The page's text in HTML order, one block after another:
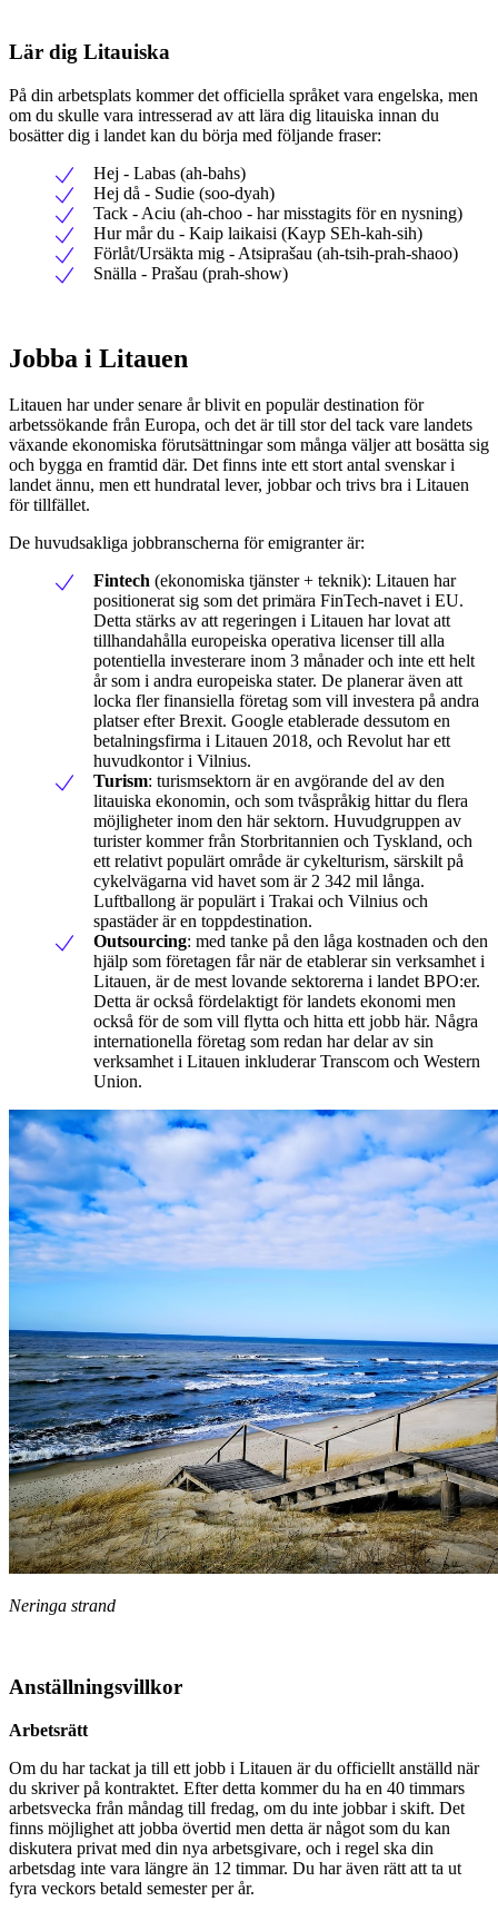
Lär dig Litauiska
På din arbetsplats kommer det officiella språket vara engelska, men
om du skulle vara intresserad av att lära dig litauiska innan du
bosätter dig i landet kan du börja med följande fraser:
Hej - Labas (ah-bahs)
Hej då - Sudie (soo-dyah)
Tack - Aciu (ah-choo - har misstagits för en nysning)
Hur mår du - Kaip laikaisi (Kayp SEh-kah-sih)
Förlåt/Ursäkta mig - Atsiprašau (ah-tsih-prah-shaoo)
Snälla - Prašau (prah-show)
Jobba i Litauen
Litauen har under senare år blivit en populär destination för
arbetssökande från Europa, och det är till stor del tack vare landets
växande ekonomiska förutsättningar som många väljer att bosätta sig
och bygga en framtid där. Det finns inte ett stort antal svenskar i
landet ännu, men ett hundratal lever, jobbar och trivs bra i Litauen
för tillfället.
De huvudsakliga jobbranscherna för emigranter är:
Fintech (ekonomiska tjänster + teknik): Litauen har
positionerat sig som det primära FinTech-navet i EU.
Detta stärks av att regeringen i Litauen har lovat att
tillhandahålla europeiska operativa licenser till alla
potentiella investerare inom 3 månader och inte ett helt
år som i andra europeiska stater. De planerar även att
locka fler finansiella företag som vill investera på andra
platser efter Brexit. Google etablerade dessutom en
betalningsfirma i Litauen 2018, och Revolut har ett
huvudkontor i Vilnius.
Turism: turismsektorn är en avgörande del av den
litauiska ekonomin, och som tvåspråkig hittar du flera
möjligheter inom den här sektorn. Huvudgruppen av
turister kommer från Storbritannien och Tyskland, och
ett relativt populärt område är cykelturism, särskilt på
cykelvägarna vid havet som är 2 342 mil långa.
Luftballong är populärt i Trakai och Vilnius och
spastäder är en toppdestination.
Outsourcing: med tanke på den låga kostnaden och den
hjälp som företagen får när de etablerar sin verksamhet i
Litauen, är de mest lovande sektorerna i landet BPO:er.
Detta är också fördelaktigt för landets ekonomi men
också för de som vill flytta och hitta ett jobb här. Några
internationella företag som redan har delar av sin
verksamhet i Litauen inkluderar Transcom och Western
Union.
Neringa strand
Anställningsvillkor
Arbetsrätt
Om du har tackat ja till ett jobb i Litauen är du officiellt anställd när
du skriver på kontraktet. Efter detta kommer du ha en 40 timmars
arbetsvecka från måndag till fredag, om du inte jobbar i skift. Det
finns möjlighet att jobba övertid men detta är något som du kan
diskutera privat med din nya arbetsgivare, och i regel ska din
arbetsdag inte vara längre än 12 timmar. Du har även rätt att ta ut
fyra veckors betald semester per år.